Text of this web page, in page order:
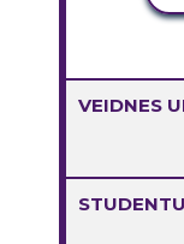
VEIDNES